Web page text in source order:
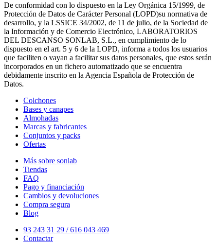
De conformidad con lo dispuesto en la Ley Orgánica 15/1999, de
Protección de Datos de Carácter Personal (LOPD)su normativa de
desarrollo, y la LSSICE 34/2002, de 11 de julio, de la Sociedad de
la Información y de Comercio Electrónico, LABORATORIOS
DEL DESCANSO SONLAB, S.L., en cumplimiento de lo
dispuesto en el art. 5 y 6 de la LOPD, informa a todos los usuarios
que faciliten o vayan a facilitar sus datos personales, que estos serán
incorporados en un fichero automatizado que se encuentra
debidamente inscrito en la Agencia Española de Protección de
Datos.
Colchones
Bases y canapes
Almohadas
Marcas y fabricantes
Conjuntos y packs
Ofertas
Más sobre sonlab
Tiendas
FAQ
Pago y financiación
Cambios y devoluciones
Compra segura
Blog
93 243 31 29 / 616 043 469
Contactar